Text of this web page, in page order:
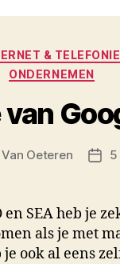
& TELEFONIE
ONDERNEMEN
Van Oeteren 5
en SEA heb je
als je met
ook al eens